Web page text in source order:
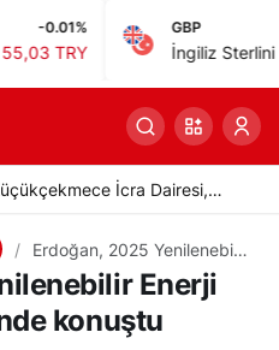
GBP
İngiliz Sterlini 64,25
İcra Dairesi,
satışa çıkardı
Erdoğan, 2025 Yenilenebilir
Enerji Yatırımları Töreni’nde
konuştu
Enerji
konuştu
0 Paylaş